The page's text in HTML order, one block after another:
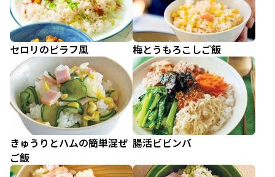
セロリのピラフ風 梅とうもろこしご飯
きゅうりとハムの簡単混ぜ
ご飯
腸活ビビンバ